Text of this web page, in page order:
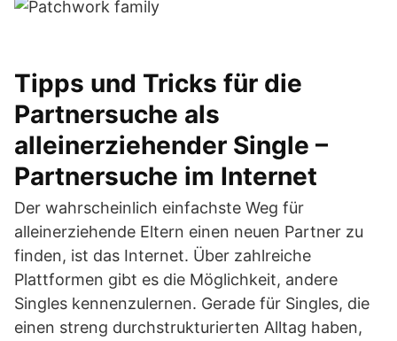
Tipps und Tricks für die
Partnersuche als
alleinerziehender Single –
Partnersuche im Internet
Der wahrscheinlich einfachste Weg für
alleinerziehende Eltern einen neuen Partner zu
finden, ist das Internet. Über zahlreiche
Plattformen gibt es die Möglichkeit, andere
Singles kennenzulernen. Gerade für Singles, die
einen streng durchstrukturierten Alltag haben,